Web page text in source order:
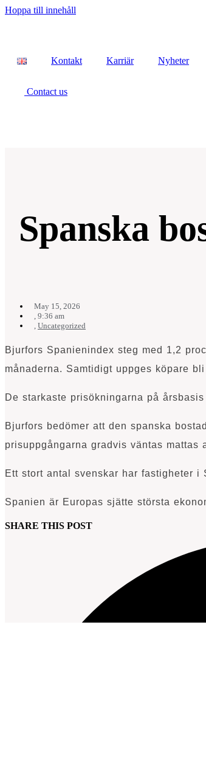
Hoppa till innehåll
Kontakt Karriär Nyheter
Contact us
Spanska
May 15, 2026
, 9:36 am
, Uncategorized
Bjurfors Spanienindex steg med 1,2
månaderna. Samtidigt uppges köpare
De starkaste prisökningarna på
Bjurfors bedömer att den spanska
prisuppgångarna gradvis väntas
Ett stort antal svenskar har fastigheter i
Spanien är Europas sjätte största
SHARE THIS POST